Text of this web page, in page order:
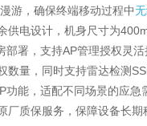
游，确保终端移动过程中
供电设计，机身尺寸为
部署，支持AP管理授权灵
数量，同时支持雷达检测
功能，适配不同场景的应急
厂质保服务，保障设备长期